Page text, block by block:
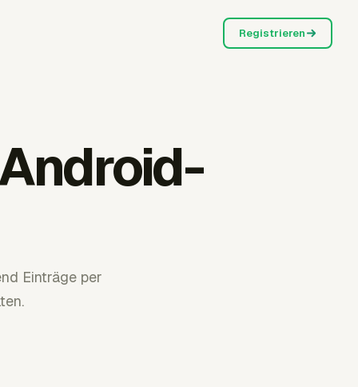
Registrieren
Einträge per